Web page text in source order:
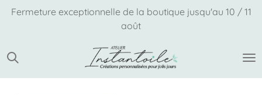
Passer
principal
Fermeture exceptionnelle de la boutique jusqu'au 10 / 11
août